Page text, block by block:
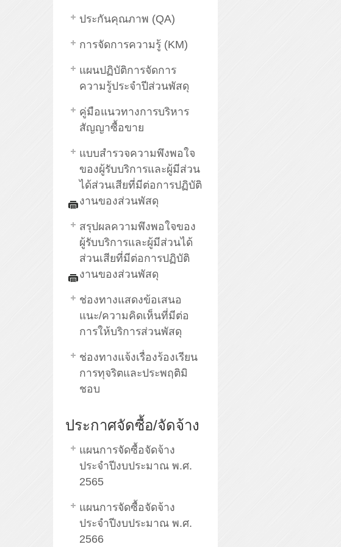
ประกันคุณภาพ (QA)
การจัดการความรู้ (KM)
แผนปฏิบัติการจัดการ
ความรู้ประจำปีส่วนพัสดุ
คู่มือแนวทางการบริหาร
สัญญาซื้อขาย
แบบสำรวจความพึงพอใจ
ของผู้รับบริการและผู้มีส่วน
ได้ส่วนเสียที่มีต่อการปฏิบัติ
งานของส่วนพัสดุ
สรุปผลความพึงพอใจของ
ผู้รับบริการและผู้มีส่วนได้
ส่วนเสียที่มีต่อการปฏิบัติ
งานของส่วนพัสดุ
ช่องทางแสดงข้อเสนอ
แนะ/ความคิดเห็นที่มีต่อ
การให้บริการส่วนพัสดุ
ช่องทางแจ้งเรื่องร้องเรียน
การทุจริตและประพฤติมิ
ชอบ
ประกาศจัดซื้อ/จัดจ้าง
แผนการจัดซื้อจัดจ้าง
ประจำปีงบประมาณ พ.ศ.
2565
แผนการจัดซื้อจัดจ้าง
ประจำปีงบประมาณ พ.ศ.
2566